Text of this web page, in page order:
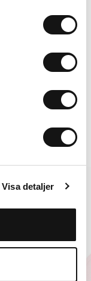
Visa detaljer
In winkelwagen